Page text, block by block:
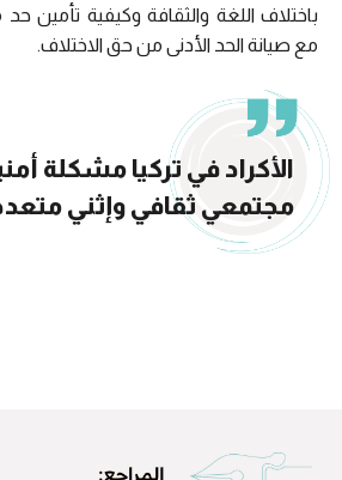
باختلاف اللغة والثقافة وكيفية تأمين
مع صيانة الحد الأدنى من حق الاختلاف.
الأكراد في تركيا مشكلة
مجتمعي ثقافي وإثني